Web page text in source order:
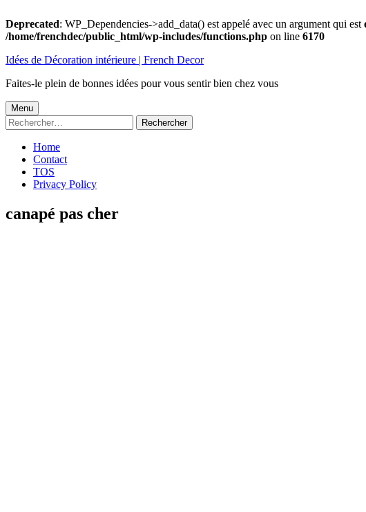
Deprecated: WP_Dependencies->add_data() est appelé avec un argument qui est
/home/frenchdec/public_html/wp-includes/functions.php on line 6170
au
Idées de Décoration intérieure | French Decor
Faites-le plein de bonnes idées pour vous sentir bien chez vous
Menu
principal
Menu
Rechercher :
Home
Contact
TOS
Privacy Policy
canapé pas cher